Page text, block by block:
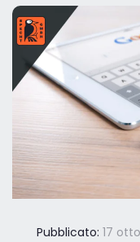
Pubblicato: 17